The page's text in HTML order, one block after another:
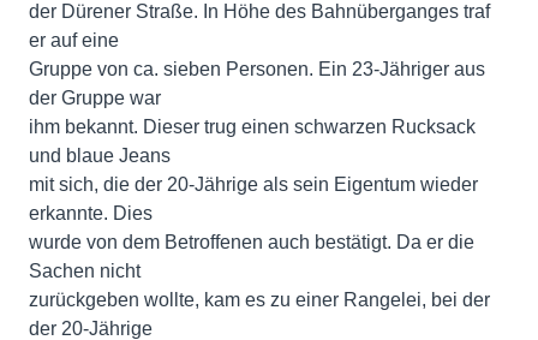
der Dürener Straße. In Höhe des Bahnüberganges traf
er auf eine
Gruppe von ca. sieben Personen. Ein 23-Jähriger aus
der Gruppe war
ihm bekannt. Dieser trug einen schwarzen Rucksack
und blaue Jeans
mit sich, die der 20-Jährige als sein Eigentum wieder
erkannte. Dies
wurde von dem Betroffenen auch bestätigt. Da er die
Sachen nicht
zurückgeben wollte, kam es zu einer Rangelei, bei der
der 20-Jährige